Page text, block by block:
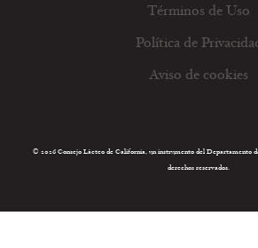
Términos de Uso
Política de
Aviso de cookies
© 2026 Consejo Lácteo de California, un instrumento del Departamento
derechos reservados.